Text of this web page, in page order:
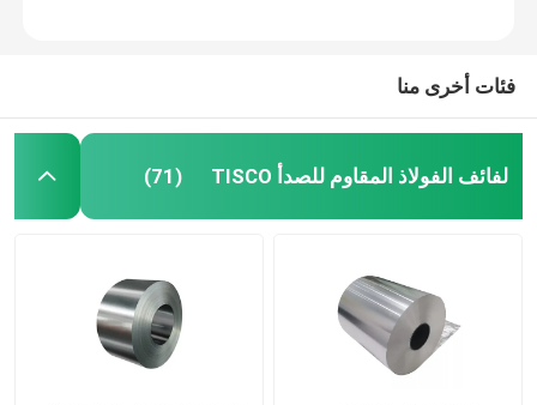
فئات أخرى منا
لفائف الفولاذ المقاوم للصدأ TISCO (71)